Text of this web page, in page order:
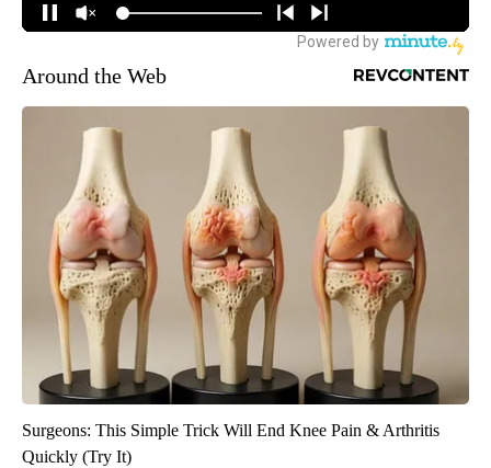
Around the Web
Surgeons: This Simple Trick Will End Knee Pain & Arthritis
Quickly (Try It)